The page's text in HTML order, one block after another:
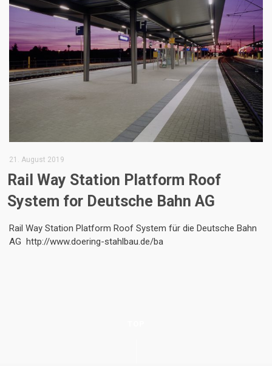
21. August 2019
Rail Way Station Platform Roof
System for Deutsche Bahn AG
Rail Way Station Platform Roof System für die Deutsche Bahn
AG http://www.doering-stahlbau.de/ba